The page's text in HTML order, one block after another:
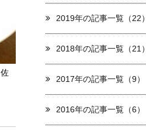
2019年の記事一覧（22）
2018年の記事一覧（21）
2017年の記事一覧（9）
2016年の記事一覧（6）